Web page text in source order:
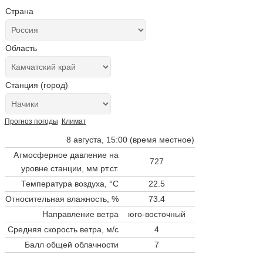
Страна
Область
Станция (город)
Прогноз погоды Климат
8 августа, 15:00 (время местное)
Атмосферное давление на
уровне станции, мм рт.ст.
727
Температура воздуха, °C
22.5
Относительная влажность, %
73.4
Направление ветра
юго-восточный
Средняя скорость ветра, м/с
4
Балл общей облачности
7